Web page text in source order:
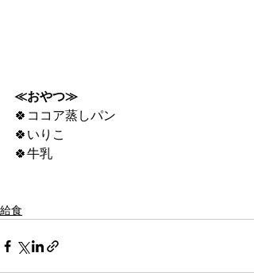
≪おやつ≫
🍀ココア蒸しパン
🍀いりこ
🍀牛乳
給食